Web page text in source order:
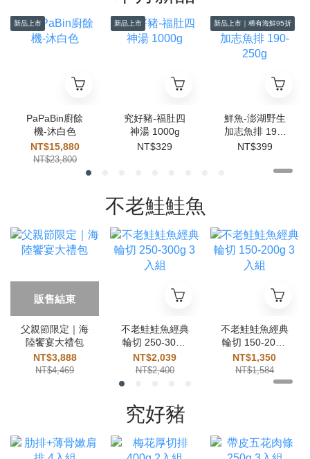
新品上市
PaPaBin廚餘
機-沐白色
NT$15,880
NT$23,800
新品上市
究好豬-福肚四
神湯 1000g
NT$329
新品上市｜稀有海鮮95折
鮮魚-澎湖野生
加志魚排 190-
250g
NT$399
不老鮭鮭魚
販售結束
父親節限定｜海
陸饗宴大禮包
NT$3,888
NT$4,469
不老鮭鮭魚經典
輪切 250-300g
3入組
NT$2,039
NT$2,400
不老鮭鮭魚經典
輪切 150-200g
3入組
NT$1,350
NT$1,584
究好豬